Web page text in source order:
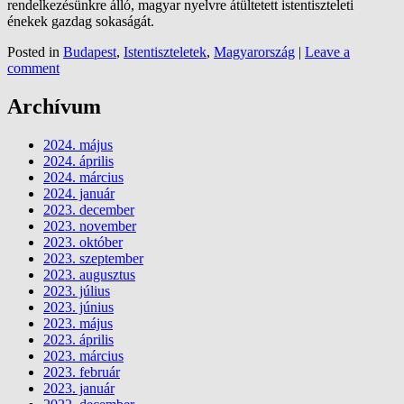
rendelkezésünkre álló, magyar nyelvre átültetett istentiszteleti
énekek gazdag sokaságát.
Posted in Budapest, Istentiszteletek, Magyarország | Leave a
comment
Archívum
2024. május
2024. április
2024. március
2024. január
2023. december
2023. november
2023. október
2023. szeptember
2023. augusztus
2023. július
2023. június
2023. május
2023. április
2023. március
2023. február
2023. január